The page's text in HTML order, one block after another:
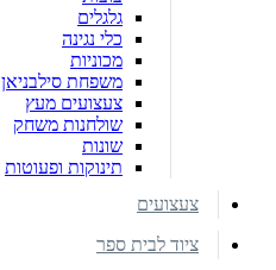
גלגלים
כלי נגינה
מכוניות
משפחת סילבניאן
צעצועים מעץ
שולחנות משחק
שונות
תינוקות ופעוטות
צעצועים
ציוד לבית ספר